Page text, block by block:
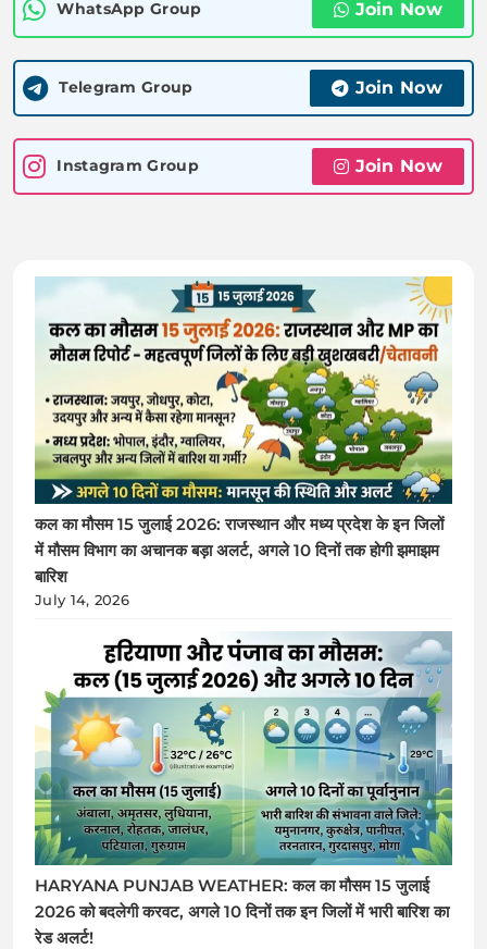
WhatsApp Group Join Now
Telegram Group Join Now
Instagram Group Join Now
कल का मौसम 15 जुलाई 2026: राजस्थान और मध्य प्रदेश के इन जिलों
में मौसम विभाग का अचानक बड़ा अलर्ट, अगले 10 दिनों तक होगी झमाझम
बारिश
July 14, 2026
HARYANA PUNJAB WEATHER: कल का मौसम 15 जुलाई
2026 को बदलेगी करवट, अगले 10 दिनों तक इन जिलों में भारी बारिश का
रेड अलर्ट!